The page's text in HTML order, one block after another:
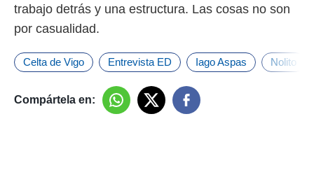
trabajo detrás y una estructura. Las cosas no son
por casualidad.
Celta de Vigo Entrevista ED Iago Aspas Nolito
Compártela en: